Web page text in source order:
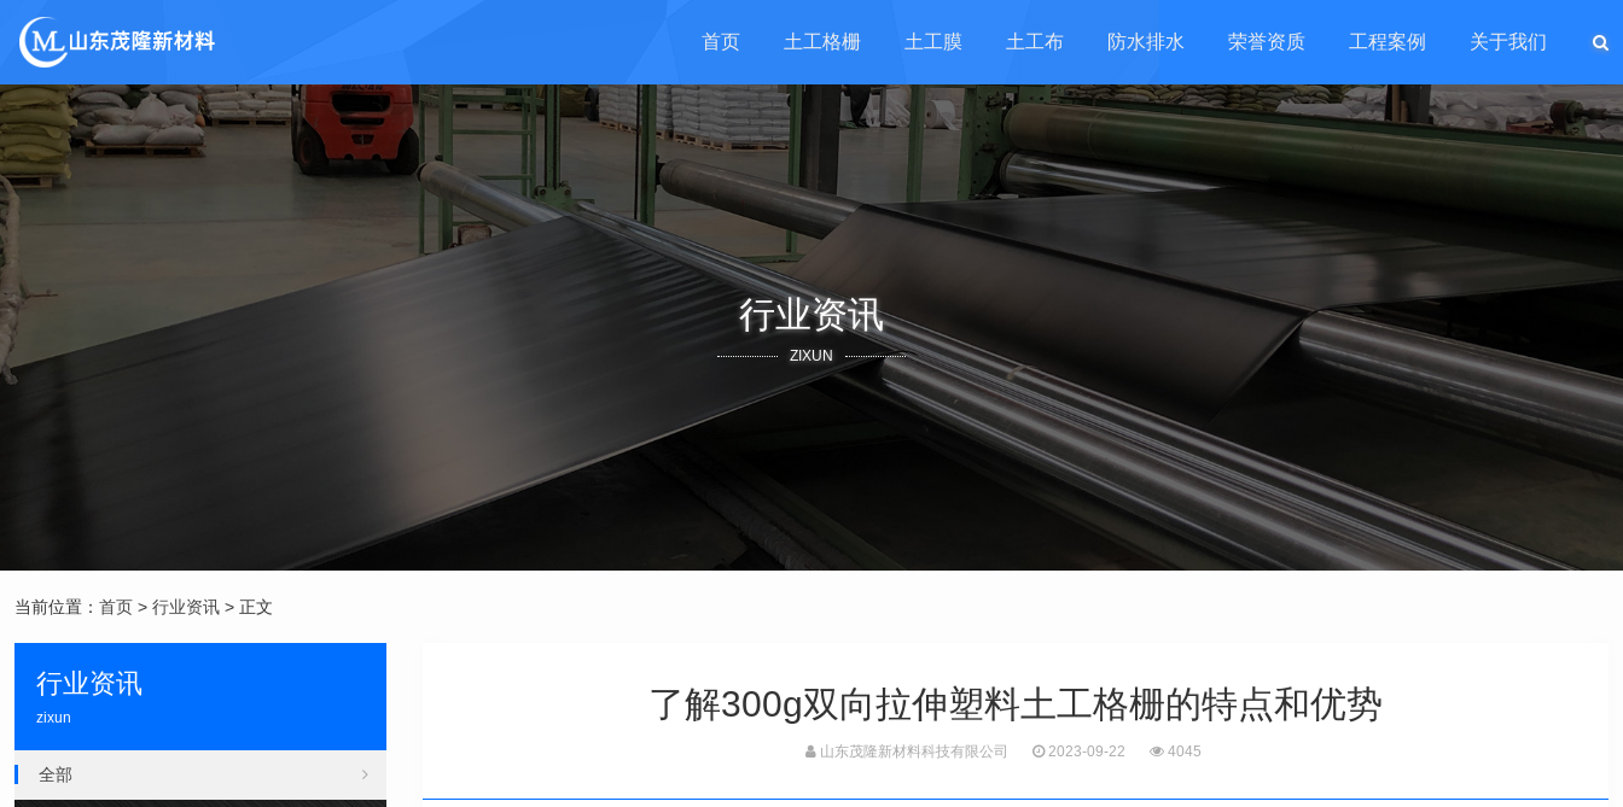
首页 土工格栅 土工膜 土工布 防水排水 荣誉资质 工程案例 关于我们
行业资讯
ZIXUN
当前位置： 首页 > 行业资讯 > 正文
了解300g双向拉伸塑料土工格栅的特点和优势
山东茂隆新材料科技有限公司 2023-09-22 4045
行业资讯
zixun
全部